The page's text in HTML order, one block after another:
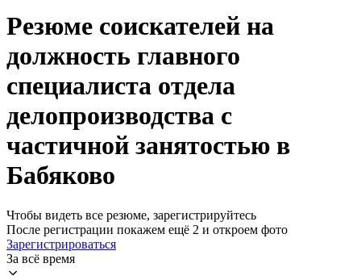
Резюме соискателей на
должность главного
специалиста отдела
делопроизводства с
частичной занятостью в
Бабяково
Чтобы видеть все резюме, зарегистрируйтесь
После регистрации покажем ещё 2 и откроем фото
Зарегистрироваться
За всё время